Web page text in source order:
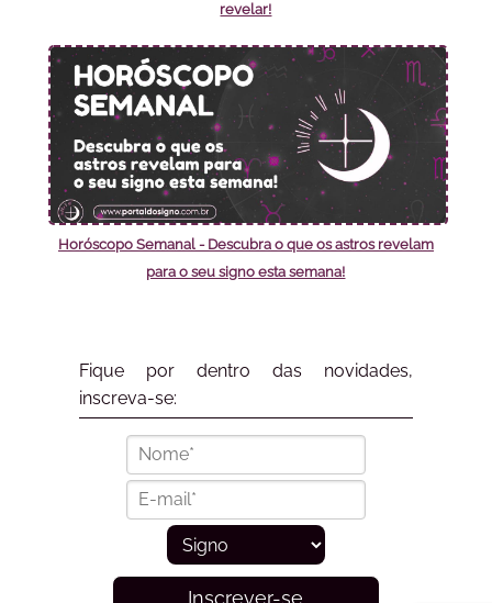
revelar!
Horóscopo Semanal - Descubra o que os astros revelam
para o seu signo esta semana!
Fique por dentro das novidades,
inscreva-se:
Inscrever-se